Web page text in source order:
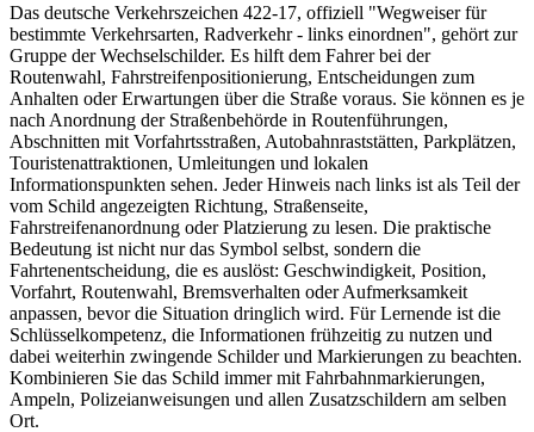
Das deutsche Verkehrszeichen 422-17, offiziell "Wegweiser für
bestimmte Verkehrsarten, Radverkehr - links einordnen", gehört zur
Gruppe der Wechselschilder. Es hilft dem Fahrer bei der
Routenwahl, Fahrstreifenpositionierung, Entscheidungen zum
Anhalten oder Erwartungen über die Straße voraus. Sie können es je
nach Anordnung der Straßenbehörde in Routenführungen,
Abschnitten mit Vorfahrtsstraßen, Autobahnraststätten, Parkplätzen,
Touristenattraktionen, Umleitungen und lokalen
Informationspunkten sehen. Jeder Hinweis nach links ist als Teil der
vom Schild angezeigten Richtung, Straßenseite,
Fahrstreifenanordnung oder Platzierung zu lesen. Die praktische
Bedeutung ist nicht nur das Symbol selbst, sondern die
Fahrtenentscheidung, die es auslöst: Geschwindigkeit, Position,
Vorfahrt, Routenwahl, Bremsverhalten oder Aufmerksamkeit
anpassen, bevor die Situation dringlich wird. Für Lernende ist die
Schlüsselkompetenz, die Informationen frühzeitig zu nutzen und
dabei weiterhin zwingende Schilder und Markierungen zu beachten.
Kombinieren Sie das Schild immer mit Fahrbahnmarkierungen,
Ampeln, Polizeianweisungen und allen Zusatzschildern am selben
Ort.